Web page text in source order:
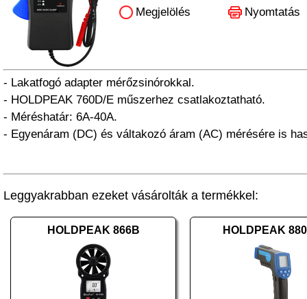
Megjelölés Nyomtatás
- Lakatfogó adapter mérőzsinórokkal.
- HOLDPEAK 760D/E műszerhez csatlakoztatható.
- Méréshatár: 6A-40A.
- Egyenáram (DC) és váltakozó áram (AC) mérésére is
Leggyakrabban ezeket vásárolták a termékkel:
HOLDPEAK 866B HOLDPEAK